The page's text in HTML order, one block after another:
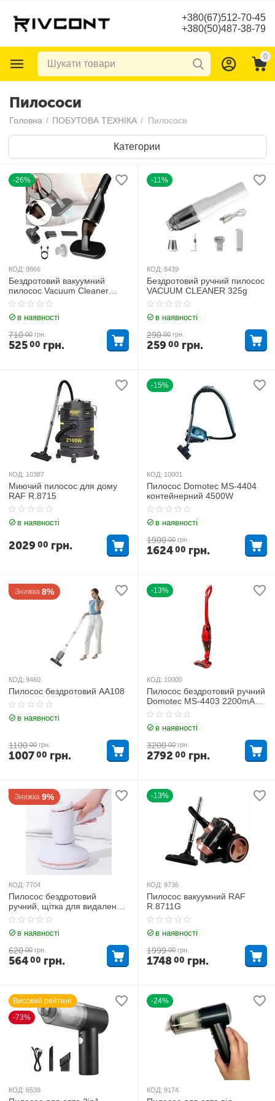
+380(67)512-70-45
+380(50)487-38-79
0
Пилососи
Головна / ПОБУТОВА ТЕХНІКА / Пилососи
Категории
-26%
КОД: 8866
Бездротовий вакуумний
пилосос Vacuum Cleaner
MAG-746
в наявності
710 00 грн.
52500 грн.
-11%
КОД: 8439
Бездротовий ручний пилосос
VACUUM CLEANER 325g
в наявності
290 00 грн.
25900 грн.
КОД: 10387
Миючий пилосос для дому
RAF R.8715
в наявності
202900 грн.
-15%
КОД: 10001
Пилосос Domotec MS-4404
контейнерний 4500W
в наявності
1900 00 грн.
162400 грн.
Знижка 8%
КОД: 9460
Пилосос бездротовий AA108
в наявності
1100 00 грн.
100700 грн.
-13%
КОД: 10000
Пилосос бездротовий ручний
Domotec MS-4403 2200mAh,
Червоний
в наявності
3200 00 грн.
2792 00 грн.
Знижка 9%
КОД: 7704
Пилосос бездротовий
ручний, щітка для видалення
кліщів стерилізація та
дезінфекція 528
в наявності
620 00 грн.
56400 грн.
-13%
КОД: 9736
Пилосос вакуумний RAF
R.8711G
в наявності
1999 00 грн.
174800 грн.
Високий рейтинг
-73%
КОД: 6538
-24%
КОД: 9174